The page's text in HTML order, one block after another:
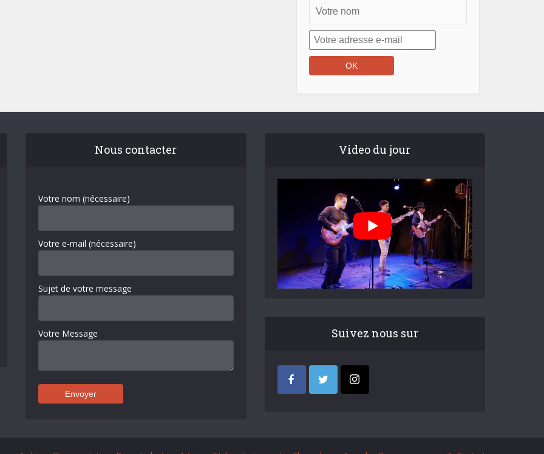
Nous contacter
Votre nom (nécessaire)
Votre e-mail (nécessaire)
Sujet de votre message
Votre Message
Video du jour
Suivez nous sur